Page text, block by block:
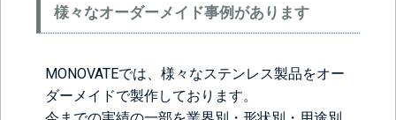
様々なオーダーメイド事例があります
MONOVATEでは、様々なステンレス製品をオー
ダーメイドで製作しております。